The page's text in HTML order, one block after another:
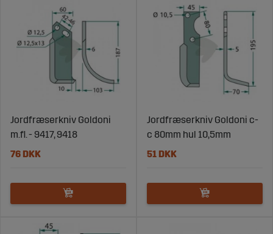
Jordfræserkniv Goldoni
m.fl. - 9417, 9418
76 DKK
Jordfræserkniv Goldoni c-
c 80mm hul 10,5mm
51 DKK